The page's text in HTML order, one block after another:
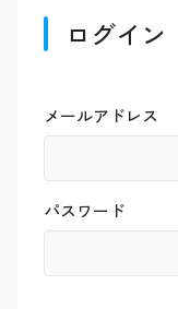
ログイン
メールアドレス
パスワード